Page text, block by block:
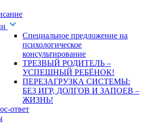
Специальное предложение на
психологическое
консультирование
ТРЕЗВЫЙ РОДИТЕЛЬ –
УСПЕШНЫЙ РЕБЁНОК!
ПЕРЕЗАГРУЗКА СИСТЕМЫ:
БЕЗ ИГР, ДОЛГОВ И ЗАПОЕВ –
ЖИЗНЬ!
ответ